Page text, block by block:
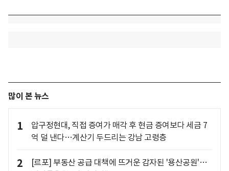
많이 본 뉴스
1
압구정현대, 직접 증여가 매각 후 현금 증여보다 세금 7
억 덜 낸다…계산기 두드리는 강남 고령층
2
[르포] 부동산 공급 대책에 뜨거운 감자된 '용산공원'…